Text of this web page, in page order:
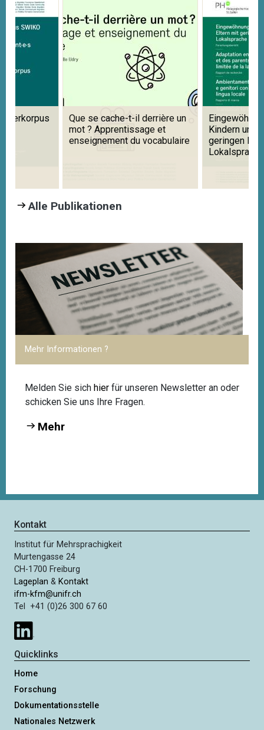
Que se cache-t-il derrière un
mot ? Apprentissage et
enseignement du vocabulaire
Kindern und
geringen
Lokalsprache
Alle Publikationen
Mehr Informationen ?
Melden Sie sich hier für unseren Newsletter an oder
schicken Sie uns Ihre Fragen.
Mehr
Kontakt
Institut für Mehrsprachigkeit
Murtengasse 24
CH-1700 Freiburg
Lageplan & Kontakt
ifm-kfm@unifr.ch
Tel +41 (0)26 300 67 60
Quicklinks
Home
Forschung
Dokumentationsstelle
Nationales Netzwerk